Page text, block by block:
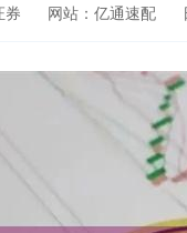
券 网站：亿通速配